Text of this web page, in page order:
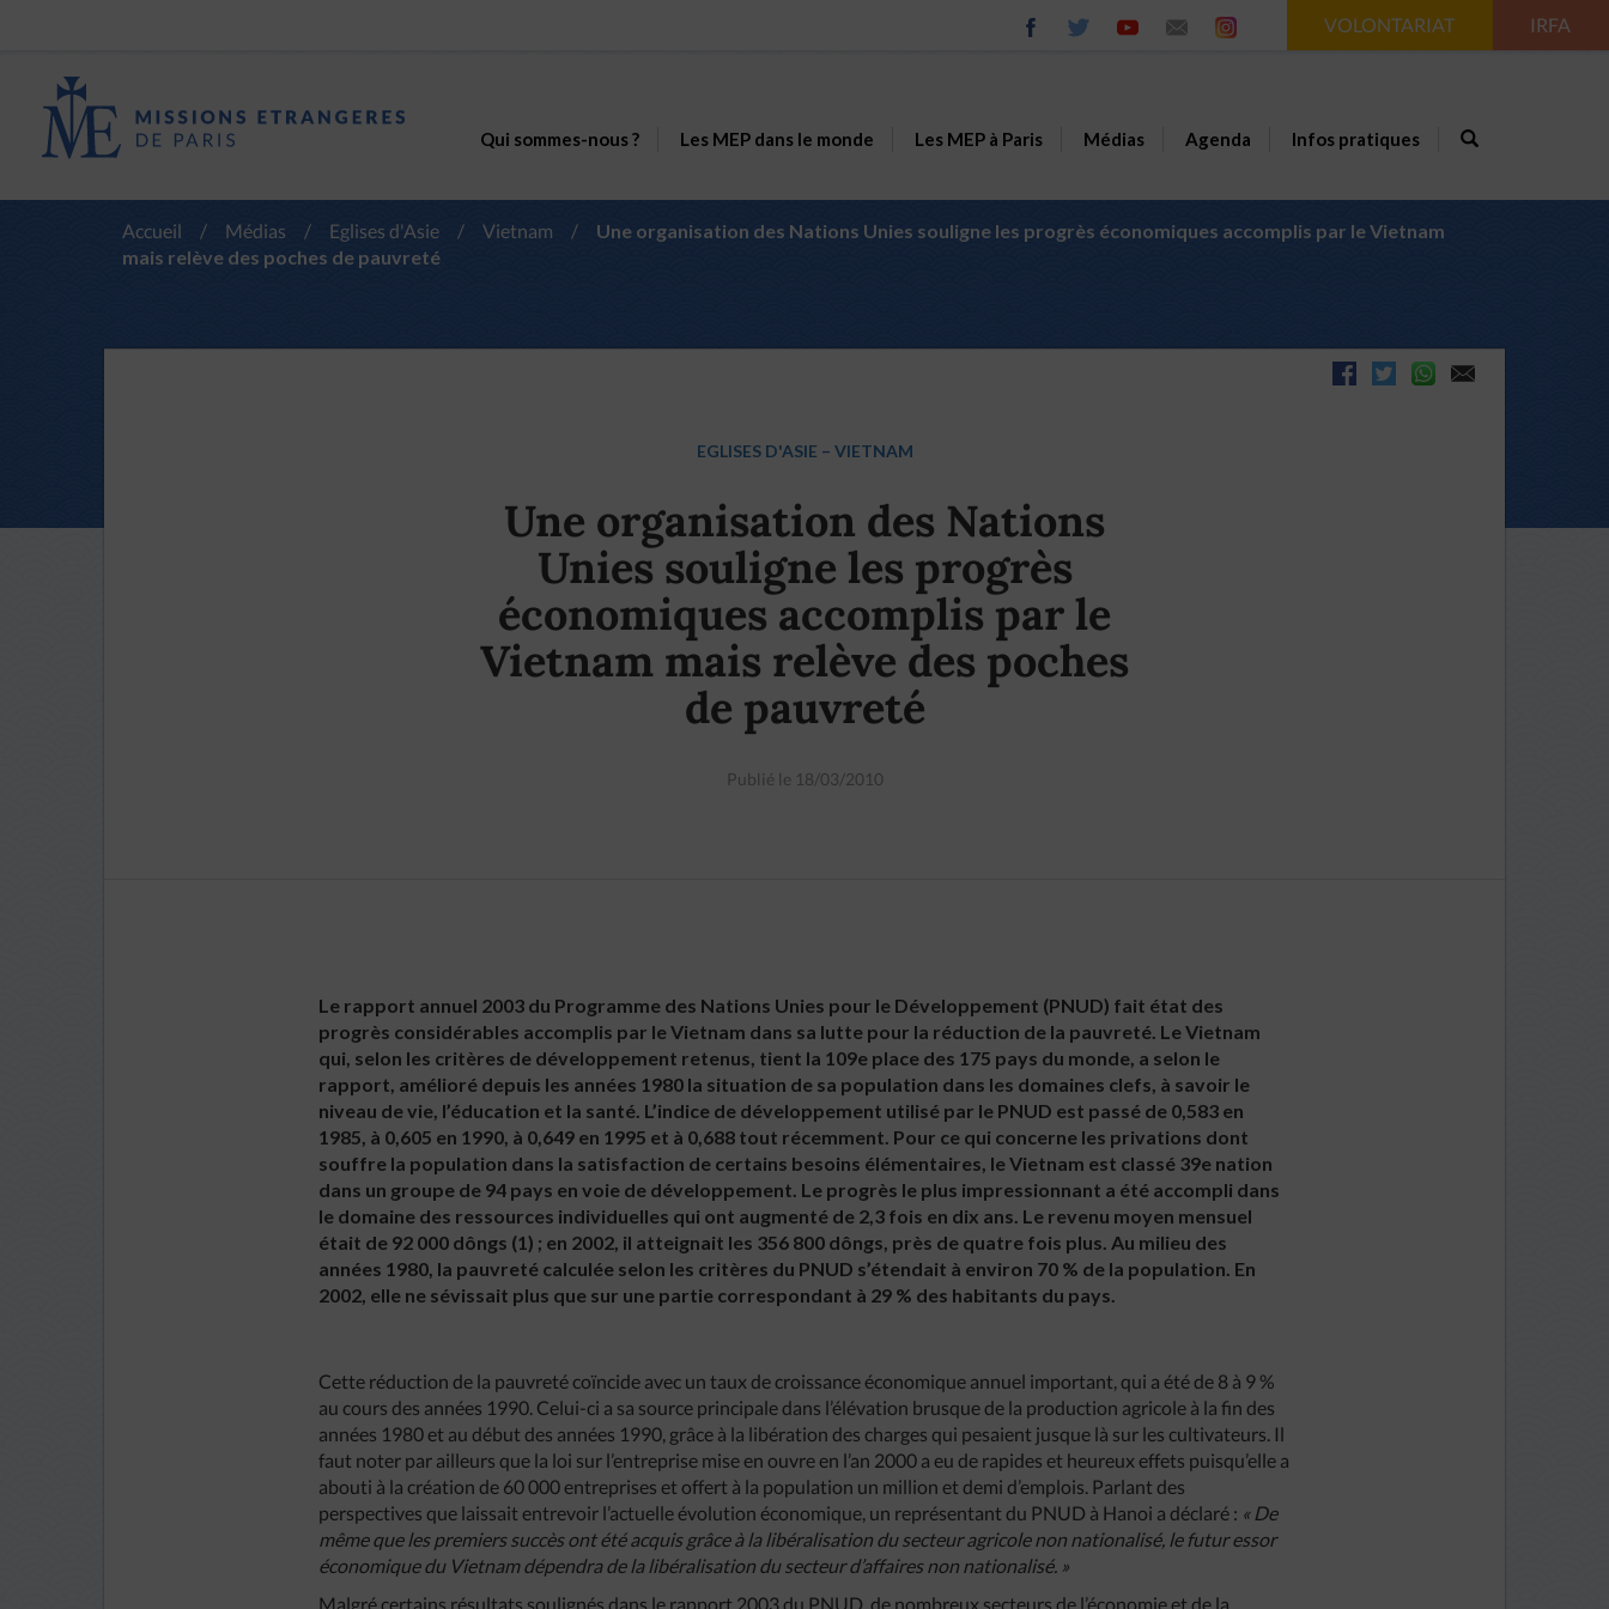
VOLONTARIAT IRFA
Qui sommes-nous ? Les MEP dans le monde Les MEP à Paris Médias Agenda Infos pratiques
Accueil / Médias / Eglises d'Asie / Vietnam /
Une organisation des Nations Unies souligne les progrès économiques accomplis par le Vietnam
mais relève des poches de pauvreté
EGLISES D'ASIE – VIETNAM
Une organisation des Nations
Unies souligne les progrès
économiques accomplis par le
Vietnam mais relève des poches
de pauvreté
Publié le 18/03/2010
Le rapport annuel 2003 du Programme des Nations Unies pour le Développement (PNUD) fait état des
progrès considérables accomplis par le Vietnam dans sa lutte pour la réduction de la pauvreté. Le Vietnam
qui, selon les critères de développement retenus, tient la 109e place des 175 pays du monde, a selon le
rapport, amélioré depuis les années 1980 la situation de sa population dans les domaines clefs, à savoir le
niveau de vie, l’éducation et la santé. L’indice de développement utilisé par le PNUD est passé de 0,583 en
1985, à 0,605 en 1990, à 0,649 en 1995 et à 0,688 tout récemment. Pour ce qui concerne les privations dont
souffre la population dans la satisfaction de certains besoins élémentaires, le Vietnam est classé 39e nation
dans un groupe de 94 pays en voie de développement. Le progrès le plus impressionnant a été accompli dans
le domaine des ressources individuelles qui ont augmenté de 2,3 fois en dix ans. Le revenu moyen mensuel
était de 92 000 dôngs (1) ; en 2002, il atteignait les 356 800 dôngs, près de quatre fois plus. Au milieu des
années 1980, la pauvreté calculée selon les critères du PNUD s’étendait à environ 70 % de la population. En
2002, elle ne sévissait plus que sur une partie correspondant à 29 % des habitants du pays.
Cette réduction de la pauvreté coïncide avec un taux de croissance économique annuel important, qui a été de 8 à 9 %
au cours des années 1990. Celui-ci a sa source principale dans l’élévation brusque de la production agricole à la fin des
années 1980 et au début des années 1990, grâce à la libération des charges qui pesaient jusque là sur les cultivateurs. Il
faut noter par ailleurs que la loi sur l’entreprise mise en ouvre en l’an 2000 a eu de rapides et heureux effets puisqu’elle a
abouti à la création de 60 000 entreprises et offert à la population un million et demi d’emplois. Parlant des
perspectives que laissait entrevoir l’actuelle évolution économique, un représentant du PNUD à Hanoi a déclaré : « De
même que les premiers succès ont été acquis grâce à la libéralisation du secteur agricole non nationalisé, le futur essor
économique du Vietnam dépendra de la libéralisation du secteur d’affaires non nationalisé. »
Malgré certains résultats soulignés dans le rapport 2003 du PNUD, de nombreux secteurs de l’économie et de la